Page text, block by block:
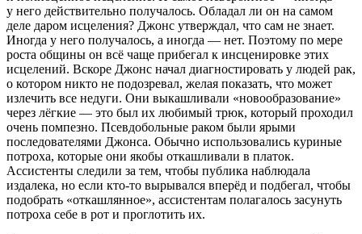
у него действительно получалось. Обладал ли он на самом
деле даром исцеления? Джонс утверждал, что сам не знает.
Иногда у него получалось, а иногда — нет. Поэтому по мере
роста общины он всё чаще прибегал к инсценировке этих
исцелений. Вскоре Джонс начал диагностировать у людей рак,
о котором никто не подозревал, желая показать, что может
излечить все недуги. Они выкашливали «новообразование»
через лёгкие — это был их любимый трюк, который проходил
очень помпезно. Псевдобольные раком были ярыми
последователями Джонса. Обычно использовались куриные
потроха, которые они якобы откашливали в платок.
Ассистенты следили за тем, чтобы публика наблюдала
издалека, но если кто-то вырывался вперёд и подбегал, чтобы
подобрать «откашлянное», ассистентам полагалось засунуть
потроха себе в рот и проглотить их.